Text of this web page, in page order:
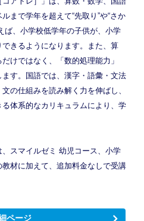
まで学年を超えて“先取り”や“さか
ば、小学校低学年の子供が、小学
きるようになります。また、算
けではなく、「数的処理能力」
ます。国語では、漢字・語彙・文法
の仕組みを読み解く力を伸ばし、
体系的なカリキュラムにより、学
、スマイルゼミ 幼児コース、小学
材に加えて、追加料金なしで受講
ページ